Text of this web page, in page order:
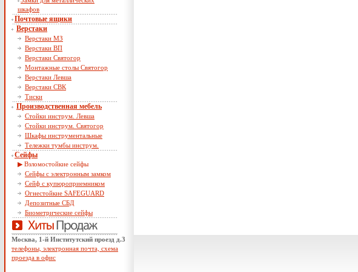
шкафов
Почтовые ящики
Верстаки
Верстаки МЗ
Верстаки ВП
Верстаки Святогор
Монтажные столы Святогор
Верстаки Левша
Верстаки СВК
Тиски
Производственная мебель
Стойки инструм. Левша
Стойки инструм. Святогор
Шкафы инструментальные
Тележки тумбы инструм.
Сейфы
Взломостойкие сейфы
Сейфы с электронным замком
Сейф с купюроприемником
Огнестойкие SAFEGUARD
Депозитные СБД
Биометрические сейфы
Москва, 1-й Институтский проезд д.3
телефоны, электронная почта, схема
проезда в офис